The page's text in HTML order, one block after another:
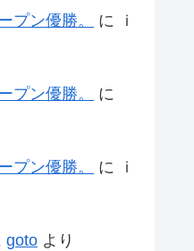
プン優勝。 に
ｉ
プン優勝。
に
プン優勝。 に
ｉ
goto より